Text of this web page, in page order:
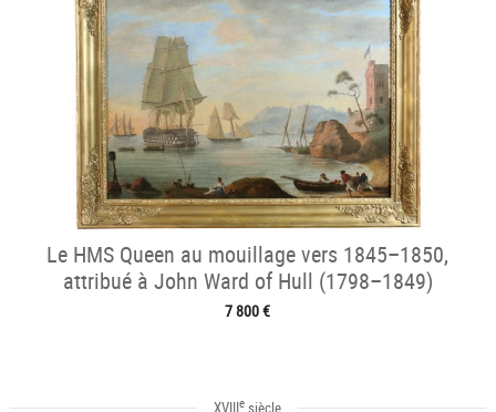
Le HMS Queen au mouillage vers 1845–1850,
attribué à John Ward of Hull (1798–1849)
7 800 €
XVIIIe siècle